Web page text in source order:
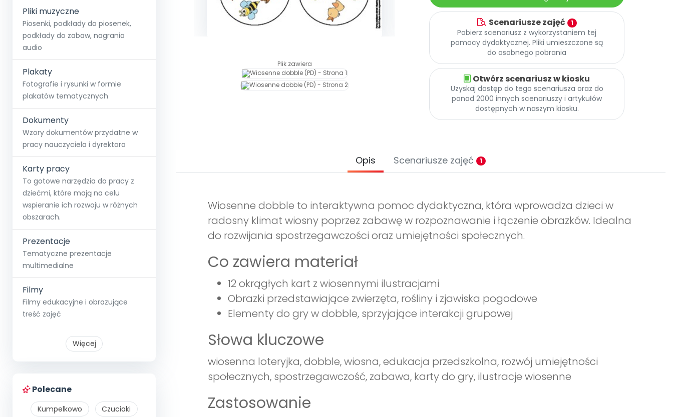
Pliki muzyczne
Piosenki, podkłady do piosenek,
podkłady do zabaw, nagrania
audio
Plakaty
Fotografie i rysunki w formie
plakatów tematycznych
Dokumenty
Wzory dokumentów przydatne w
pracy nauczyciela i dyrektora
Karty pracy
To gotowe narzędzia do pracy z
dziećmi, które mają na celu
wspieranie ich rozwoju w różnych
obszarach.
Prezentacje
Tematyczne prezentacje
multimedialne
Filmy
Filmy edukacyjne i obrazujące
treść zajęć
Więcej
Polecane
Kumpelkowo
Czuciaki
Plik zawiera
Scenariusze zajęć 1
Pobierz scenariusz z wykorzystaniem tej
pomocy dydaktycznej. Pliki umieszczone są
do osobnego pobrania
Otwórz scenariusz w kiosku
Uzyskaj dostęp do tego scenariusza oraz do
ponad 2000 innych scenariuszy i artykułów
dostępnych w naszym kiosku.
Opis Scenariusze zajęć 1
Wiosenne dobble to interaktywna pomoc dydaktyczna, która wprowadza dzieci w
radosny klimat wiosny poprzez zabawę w rozpoznawanie i łączenie obrazków. Idealna
do rozwijania spostrzegawczości oraz umiejętności społecznych.
Co zawiera materiał
12 okrągłych kart z wiosennymi ilustracjami
Obrazki przedstawiające zwierzęta, rośliny i zjawiska pogodowe
Elementy do gry w dobble, sprzyjające interakcji grupowej
Słowa kluczowe
wiosenna loteryjka, dobble, wiosna, edukacja przedszkolna, rozwój umiejętności
społecznych, spostrzegawczość, zabawa, karty do gry, ilustracje wiosenne
Zastosowanie